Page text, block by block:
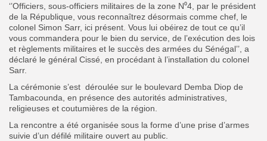
‘’Officiers, sous-officiers militaires de la zone N⁰4, par le président
de la République, vous reconnaîtrez désormais comme chef, le
colonel Simon Sarr, ici présent. Vous lui obéirez de tout ce qu’il
vous commandera pour le bien du service, de l’exécution des lois
et règlements militaires et le succès des armées du Sénégal’’, a
déclaré le général Cissé, en procédant à l’installation du colonel
Sarr.
La cérémonie s’est déroulée sur le boulevard Demba Diop de
Tambacounda, en présence des autorités administratives,
religieuses et coutumières de la région.
La rencontre a été organisée sous la forme d’une prise d’armes
suivie d’un défilé militaire ouvert au public.